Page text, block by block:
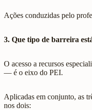
Ações conduzidas pelo
3. Que tipo de barreira
O acesso a recursos
— é o eixo do PEI.
Aplicadas em conjunto, as
nos dois: